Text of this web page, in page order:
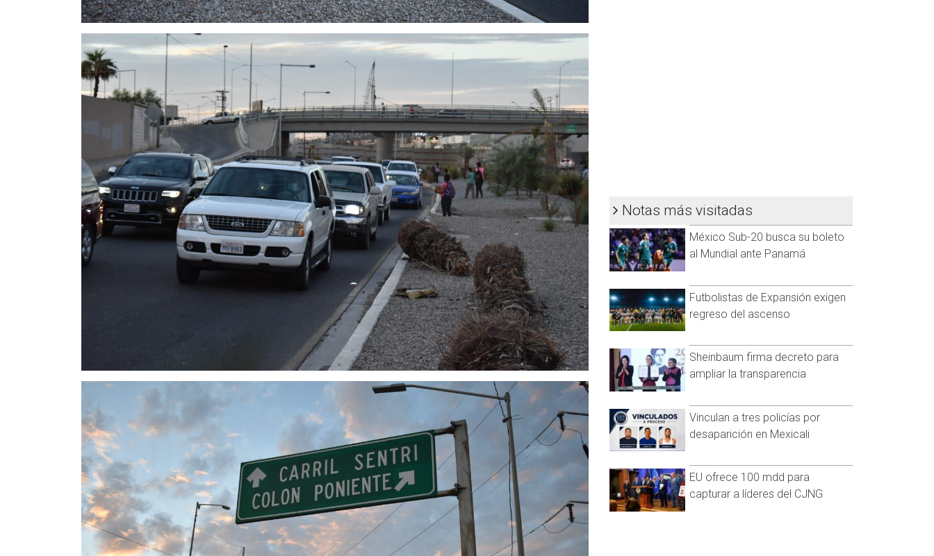
Notas más visitadas
México Sub-20 busca su boleto
al Mundial ante Panamá
Futbolistas de Expansión exigen
regreso del ascenso
Sheinbaum firma decreto para
ampliar la transparencia
Vinculan a tres policías por
desaparición en Mexicali
EU ofrece 100 mdd para
capturar a líderes del CJNG